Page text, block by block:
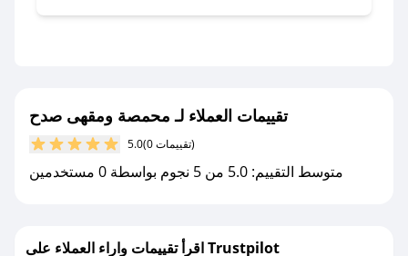
مع صحصح، تسوق بذكاء ووفّر على كل مشترياتك مع
تقييمات العملاء لـ محمصة ومقهى صدح
5.0 (0 تقييمات)
متوسط التقييم: 5.0 من 5 نجوم بواسطة 0 مستخدمين
اقرأ تقييمات واراء العملاء على Trustpilot